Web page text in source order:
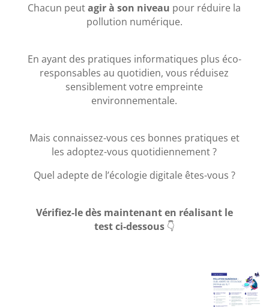
Chacun peutagir à son niveau pour réduire la
pollution numérique.
En ayant des pratiques informatiques plus éco-
responsables au quotidien, vous réduisez
sensiblement votre empreinte
environnementale.
Mais connaissez-vous ces bonnes pratiques et
les adoptez-vous quotidiennement ?
Quel adepte de l’écologie digitale êtes-vous ?
Vérifiez-le dès maintenant en réalisant le
test ci-dessous👇